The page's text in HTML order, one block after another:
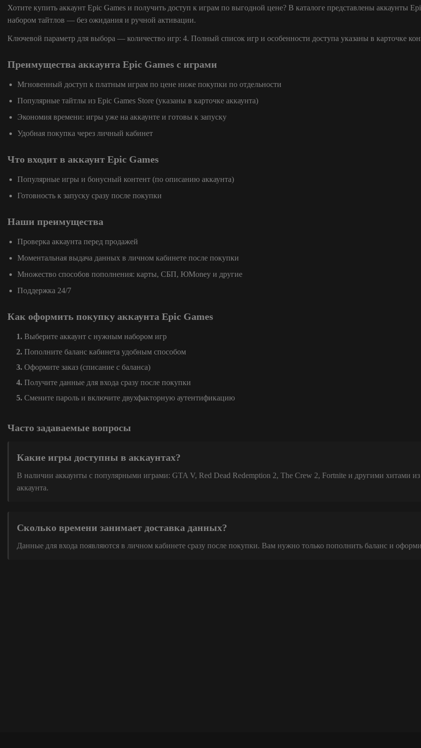
Хотите купить аккаунт Epic Games и получить доступ к играм по выгодной цене? В каталоге представлены аккаунты
набором тайтлов — без ожидания и ручной активации.
Ключевой параметр для выбора — количество игр: 4. Полный список игр и особенности доступа указаны в карточке
Преимущества аккаунта Epic Games с играми
Мгновенный доступ к платным играм по цене ниже покупки по отдельности
Популярные тайтлы из Epic Games Store (указаны в карточке аккаунта)
Экономия времени: игры уже на аккаунте и готовы к запуску
Удобная покупка через личный кабинет
Что входит в аккаунт Epic Games
Популярные игры и бонусный контент (по описанию аккаунта)
Готовность к запуску сразу после покупки
Наши преимущества
Проверка аккаунта перед продажей
Моментальная выдача данных в личном кабинете после покупки
Множество способов пополнения: карты, СБП, ЮMoney и другие
Поддержка 24/7
Как оформить покупку аккаунта Epic Games
Выберите аккаунт с нужным набором игр
Пополните баланс кабинета удобным способом
Оформите заказ (списание с баланса)
Получите данные для входа сразу после покупки
Смените пароль и включите двухфакторную аутентификацию
Часто задаваемые вопросы
Какие игры доступны в аккаунтах?
В наличии аккаунты с популярными играми: GTA V, Red Dead Redemption 2, The Crew 2, Fortnite и другими хитами
аккаунта.
Сколько времени занимает доставка данных?
Данные для входа появляются в личном кабинете сразу после покупки. Вам нужно только пополнить баланс и